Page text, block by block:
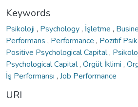
Keywords
Psikoloji , Psychology, İşletme ,
Performans , Performance , Pozitif
Positive Psychological Capital,
Psychological Capital, Örgüt İklimi ,
İş Performansı , Job Performance
URI